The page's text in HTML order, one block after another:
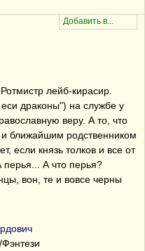
лейб-кирасир.
драконы") на службе у
веру. А то, что
и ближайшим родственником
если князь толков и все от
перья... А что перья?
вон, те и вовсе черны